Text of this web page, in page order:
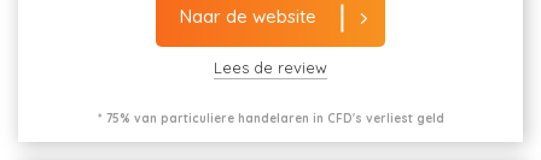
Naar de website
Lees de review
* 75% van particuliere handelaren in CFD's verliest geld